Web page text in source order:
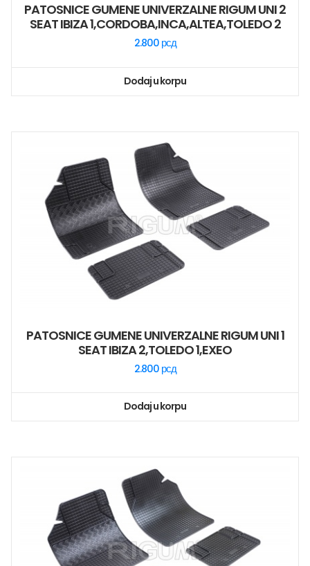
PATOSNICE GUMENE UNIVERZALNE RIGUM UNI 2
SEAT IBIZA 1,CORDOBA,INCA,ALTEA,TOLEDO 2
2.800 рсд
Dodaj u korpu
PATOSNICE GUMENE UNIVERZALNE RIGUM UNI 1
SEAT IBIZA 2,TOLEDO 1,EXEO
2.800 рсд
Dodaj u korpu